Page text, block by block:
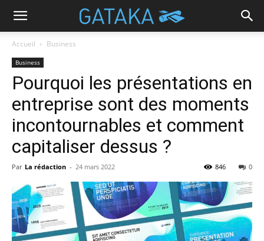
Accueil Business
Business
Pourquoi les présentations en
entreprise sont des moments
incontournables et comment
capitaliser dessus ?
Par La rédaction - 24 mars 2022 0
846